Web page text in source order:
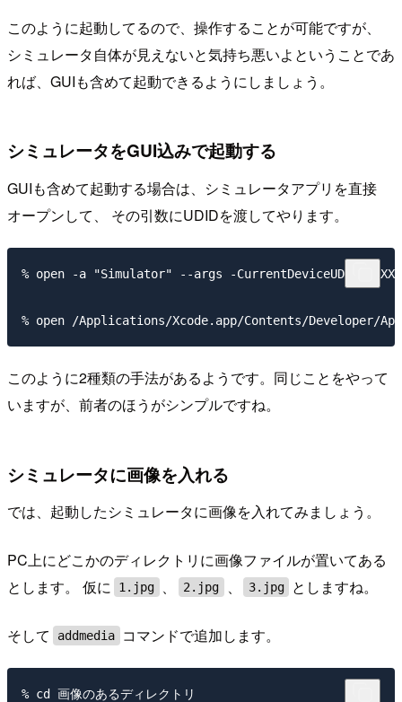
このように起動してるので、操作することが可能ですが、
シミュレータ自体が見えないと気持ち悪いよということであ
れば、GUIも含めて起動できるようにしましょう。
シミュレータをGUI込みで起動する
GUIも含めて起動する場合は、シミュレータアプリを直接
オープンして、 その引数にUDIDを渡してやります。
% open -a "Simulator" --args -CurrentDeviceUDID
このように2種類の手法があるようです。同じことをやって
いますが、前者のほうがシンプルですね。
シミュレータに画像を入れる
では、起動したシミュレータに画像を入れてみましょう。
PC上にどこかのディレクトリに画像ファイルが置いてある
とします。 仮に
1.jpg 、 2.jpg 、 3.jpg としますね。
そして addmedia コマンドで追加します。
% cd 画像のあるディレクトリ